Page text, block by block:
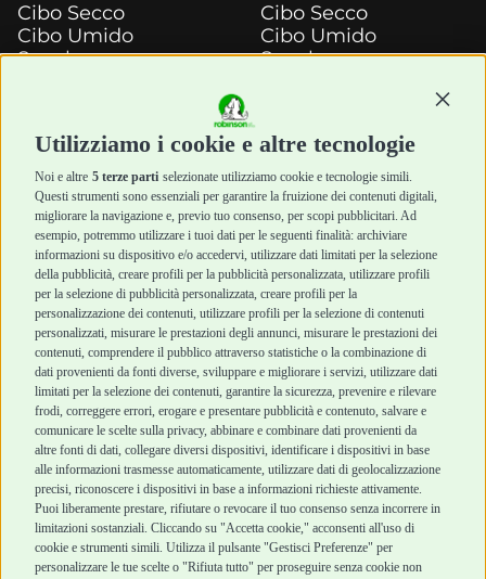
Utilizziamo i cookie e altre tecnologie
Noi e altre 5 terze parti selezionate utilizziamo cookie e tecnologie simili.
Questi strumenti sono essenziali per garantire la fruizione dei contenuti digitali,
migliorare la navigazione e, previo tuo consenso, per scopi pubblicitari. Ad
esempio, potremmo utilizzare i tuoi dati per le seguenti finalità: archiviare
informazioni su dispositivo e/o accedervi, utilizzare dati limitati per la selezione
della pubblicità, creare profili per la pubblicità personalizzata, utilizzare profili
per la selezione di pubblicità personalizzata, creare profili per la
personalizzazione dei contenuti, utilizzare profili per la selezione di contenuti
personalizzati, misurare le prestazioni degli annunci, misurare le prestazioni dei
contenuti, comprendere il pubblico attraverso statistiche o la combinazione di
dati provenienti da fonti diverse, sviluppare e migliorare i servizi, utilizzare dati
limitati per la selezione dei contenuti, garantire la sicurezza, prevenire e rilevare
frodi, correggere errori, erogare e presentare pubblicità e contenuto, salvare e
comunicare le scelte sulla privacy, abbinare e combinare dati provenienti da
altre fonti di dati, collegare diversi dispositivi, identificare i dispositivi in base
alle informazioni trasmesse automaticamente, utilizzare dati di geolocalizzazione
precisi, riconoscere i dispositivi in base a informazioni richieste attivamente.
Puoi liberamente prestare, rifiutare o revocare il tuo consenso senza incorrere in
limitazioni sostanziali. Cliccando su "Accetta cookie," acconsenti all'uso di
cookie e strumenti simili. Utilizza il pulsante "Gestisci Preferenze" per
personalizzare le tue scelte o "Rifiuta tutto" per proseguire senza cookie non
Cibo Secco
Cibo Umido
Snack e
Igiene e Pulizia
Accessori
Cani Mini
Top Quality
Cibo Secco
Cibo Umido
Snack e
Igiene e Pulizia
Accessori
Top Quality
Robinson Pet Shop
Chi siamo
Punti vendita
Marchi
Blog
Assistenza Robinson
Pet Shop
Offerte
Promozioni
Recensioni Feedaty
Acquisti sicuri
Termini e condizioni
di vendita
Cashback
Metodi di
pagamento
Recesso e Reso
Spedizioni